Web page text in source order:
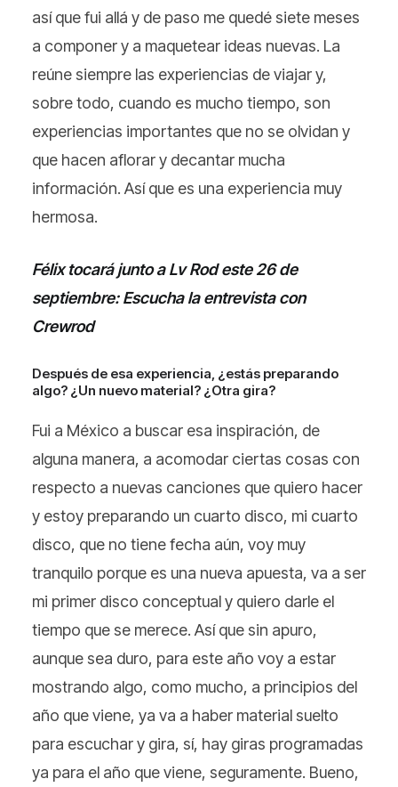
así que fui allá y de paso me quedé siete meses
a componer y a maquetear ideas nuevas. La
reúne siempre las experiencias de viajar y,
sobre todo, cuando es mucho tiempo, son
experiencias importantes que no se olvidan y
que hacen aflorar y decantar mucha
información. Así que es una experiencia muy
hermosa.
Félix tocará junto a Lv Rod este 26 de
septiembre: Escucha la entrevista con
Crewrod
Después de esa experiencia, ¿estás preparando
algo? ¿Un nuevo material? ¿Otra gira?
Fui a México a buscar esa inspiración, de
alguna manera, a acomodar ciertas cosas con
respecto a nuevas canciones que quiero hacer
y estoy preparando un cuarto disco, mi cuarto
disco, que no tiene fecha aún, voy muy
tranquilo porque es una nueva apuesta, va a ser
mi primer disco conceptual y quiero darle el
tiempo que se merece. Así que sin apuro,
aunque sea duro, para este año voy a estar
mostrando algo, como mucho, a principios del
año que viene, ya va a haber material suelto
para escuchar y gira, sí, hay giras programadas
ya para el año que viene, seguramente. Bueno,